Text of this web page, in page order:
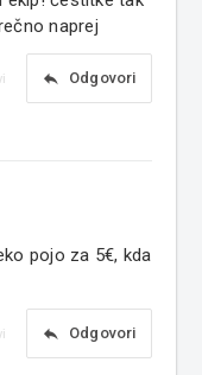
naprej
reply Odgovori
pojo za 5€, kda
reply Odgovori